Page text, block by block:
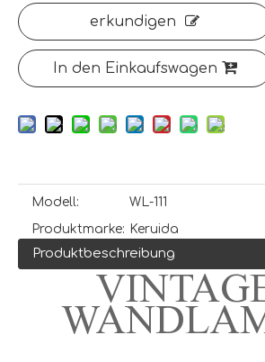
erkundigen
In den Einkaufswagen
Modell:
WL-111
Produktmarke: Keruida
Produktbeschreibung